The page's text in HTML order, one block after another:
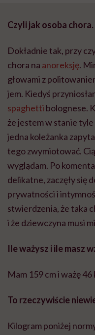
Czyli jak osoba chora.
Dokładnie tak, przy
chora na anoreksję.
głowami z
jem. Kiedyś
spaghetti bolognese.
że jestem w stanie tyle
jedna koleżanka
tego zwymiotować.
wyglądam. Po
delikatne, zaczęły się
prywatności i
stwierdzenia, że taka
i że dziewczyna musi
Ile ważysz i ile masz
Mam 159 cm i ważę 46
To rzeczywiście
Kilogram poniżej